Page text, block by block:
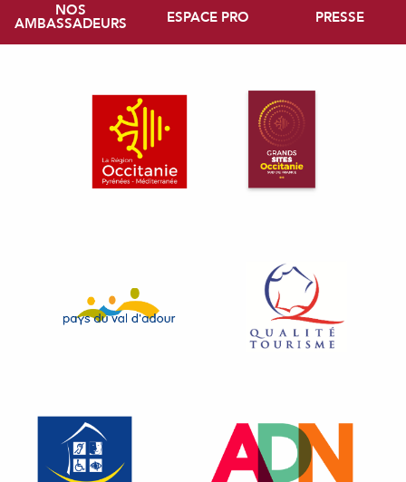
NOS
AMBASSADEURS ESPACE PRO PRESSE